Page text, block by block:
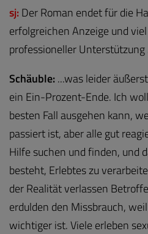
sj:Der Roman endet für die
erfolgreichen Anzeige und
professioneller Unterstützung
Schäuble:...was leider
ein Ein-Prozent-Ende. Ich
besten Fall ausgehen kann,
passiert ist, aber alle gut
Hilfe suchen und finden, und
besteht, Erlebtes zu
der Realität verlassen
erdulden den Missbrauch,
wichtiger ist. Viele erleben